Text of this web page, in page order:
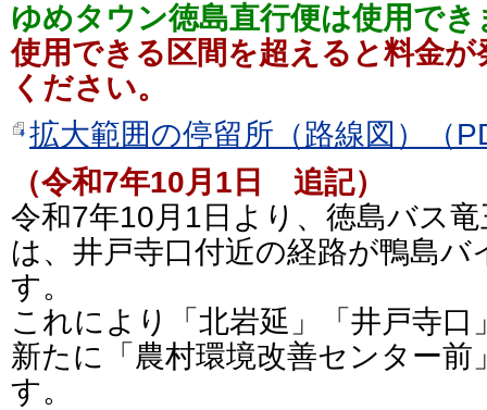
ゆめタウン徳島直行便は使用でき
使用できる区間を超えると料金
ください。
拡大範囲の停留所（路線図）（
（令和7年10月1日 追記）
令和7年10月1日より、徳島バス
は、井戸寺口付近の経路が鴨島
す。
これにより「北岩延」「井戸寺
新たに「農村環境改善センター
す。